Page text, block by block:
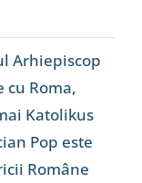
Arhiepiscop
cu Roma,
Katolikus
Pop este
Române